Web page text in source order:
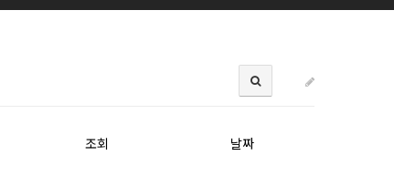
조회 날짜